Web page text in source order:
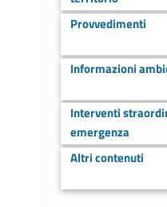
Provvedimenti
Informazioni
Interventi
emergenza
Altri contenuti